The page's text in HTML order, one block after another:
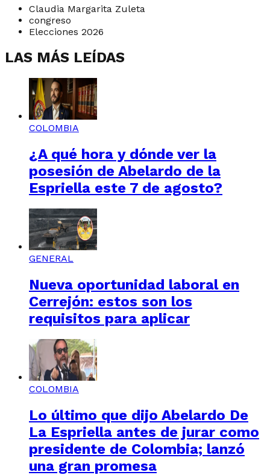
Claudia Margarita Zuleta
congreso
Elecciones 2026
LAS MÁS LEÍDAS
COLOMBIA
¿A qué hora y dónde ver la
posesión de Abelardo de la
Espriella este 7 de agosto?
GENERAL
Nueva oportunidad laboral en
Cerrejón: estos son los
requisitos para aplicar
COLOMBIA
Lo último que dijo Abelardo De
La Espriella antes de jurar como
presidente de Colombia; lanzó
una gran promesa